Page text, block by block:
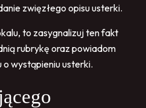
zwięzłego opisu usterki.
to zasygnalizuj ten fakt
rubrykę oraz powiadom
o wystąpieniu usterki.